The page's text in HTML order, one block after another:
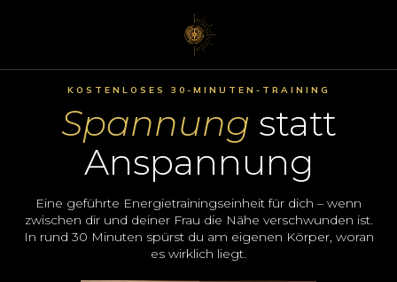
KOSTENLOSES 30-MINUTEN-TRAINING
Spannung statt
Anspannung
Eine geführte Energietrainingseinheit für dich – wenn
zwischen dir und deiner Frau die Nähe verschwunden ist.
In rund 30 Minuten spürst du am eigenen Körper, woran
es wirklich liegt.